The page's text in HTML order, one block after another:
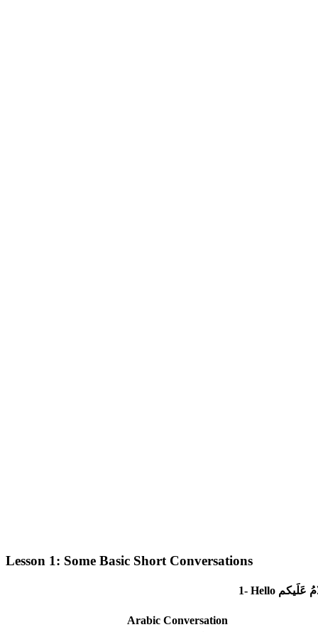
Lesson 1: Some Basic Short Conversations
Arabic Conversation